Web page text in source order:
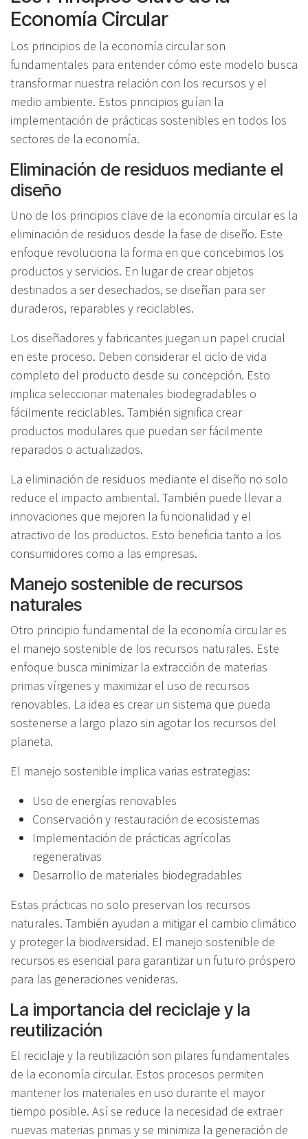
Economía Circular
Los principios de la economía circular son
fundamentales para entender cómo este modelo busca
transformar nuestra relación con los recursos y el
medio ambiente. Estos principios guían la
implementación de prácticas sostenibles en todos los
sectores de la economía.
Eliminación de residuos mediante el
diseño
Uno de los principios clave de la economía circular es la
eliminación de residuos desde la fase de diseño. Este
enfoque revoluciona la forma en que concebimos los
productos y servicios. En lugar de crear objetos
destinados a ser desechados, se diseñan para ser
duraderos, reparables y reciclables.
Los diseñadores y fabricantes juegan un papel crucial
en este proceso. Deben considerar el ciclo de vida
completo del producto desde su concepción. Esto
implica seleccionar materiales biodegradables o
fácilmente reciclables. También significa crear
productos modulares que puedan ser fácilmente
reparados o actualizados.
La eliminación de residuos mediante el diseño no solo
reduce el impacto ambiental. También puede llevar a
innovaciones que mejoren la funcionalidad y el
atractivo de los productos. Esto beneficia tanto a los
consumidores como a las empresas.
Manejo sostenible de recursos
naturales
Otro principio fundamental de la economía circular es
el manejo sostenible de los recursos naturales. Este
enfoque busca minimizar la extracción de materias
primas vírgenes y maximizar el uso de recursos
renovables. La idea es crear un sistema que pueda
sostenerse a largo plazo sin agotar los recursos del
planeta.
El manejo sostenible implica varias estrategias:
Uso de energías renovables
Conservación y restauración de ecosistemas
Implementación de prácticas agrícolas
regenerativas
Desarrollo de materiales biodegradables
Estas prácticas no solo preservan los recursos
naturales. También ayudan a mitigar el cambio climático
y proteger la biodiversidad. El manejo sostenible de
recursos es esencial para garantizar un futuro próspero
para las generaciones venideras.
La importancia del reciclaje y la
reutilización
El reciclaje y la reutilización son pilares fundamentales
de la economía circular. Estos procesos permiten
mantener los materiales en uso durante el mayor
tiempo posible. Así se reduce la necesidad de extraer
nuevas materias primas y se minimiza la generación de